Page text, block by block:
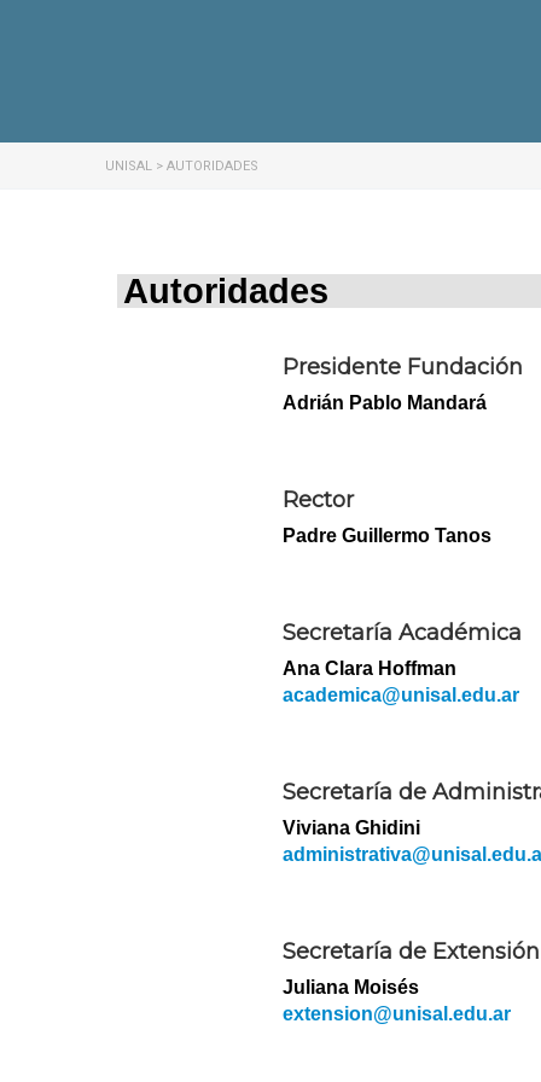
UNISAL > AUTORIDADES
Autoridades
Presidente Fundación
Adrián Pablo Mandará
Rector
Padre Guillermo Tanos
Secretaría Académica
Ana Clara Hoffman
academica@unisal.edu.ar
Secretaría de
Viviana Ghidini
Secretaría de Extensión
Juliana Moisés
extension@unisal.edu.ar